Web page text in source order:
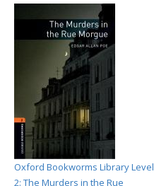
Oxford Bookworms Library Level
2: The Murders in the Rue